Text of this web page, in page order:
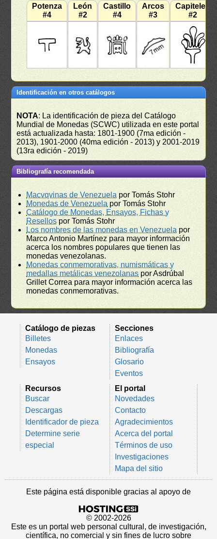
Potenza
#4
León
#2
Castillo
#4
Arcos
#3
Capiteles
#2
Identificación en otros catálogos
NOTA: La identificación de pieza del Catálogo
Mundial de Monedas (SCWC) utilizada en este portal
está actualizada hasta: 1801-1900 (7ma edición -
2013), 1901-2000 (40ma edición - 2013) y 2001-2019
(13ra edición - 2019)
Bibliografía recomendada
Macvqvinas de Venezuela por Tomás Stohr
Monedas de Venezuela por Tomás Stohr
Catálogo de Monedas, Ensayos, Fichas y
Resellos por Tomás Stohr
Los nombres de las monedas en Venezuela por
Marco Antonio Martínez para mayor información
acerca los nombres populares que tienen las
monedas venezolanas.
Monedas conmemorativas, numismáticas y
medallas metálicas venezolanas por Asdrúbal
Grillet Correa para mayor información acerca las
monedas conmemorativas.
Catálogo de piezas
Billetes
Monedas
Ensayos
Secciones
Enlaces
Bibliografía
Glosario
Eventos
Recursos
Buscar
Descargas
Identificador de pieza
Determine serie
especial
El portal
Novedades
Contacto
Agradecimientos
Acerca del portal
Términos de uso
Investigaciones
Mapa del sitio
Este página está disponible gracias al apoyo de
© 2002-2026
Este es un portal web personal cultural, de investigación,
científica, no comercial y sin fines de lucro sobre